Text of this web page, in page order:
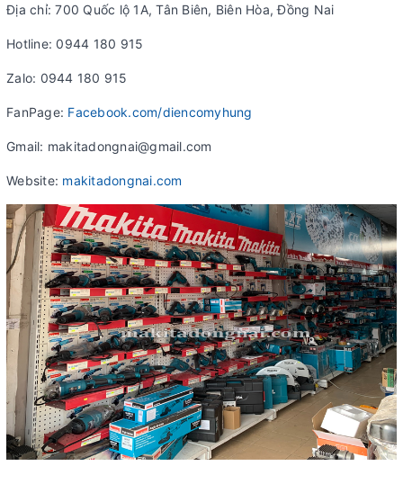
Địa chỉ: 700 Quốc lộ 1A, Tân Biên, Biên Hòa, Đồng Nai
Hotline: 0944 180 915
Zalo: 0944 180 915
FanPage: Facebook.com/diencomyhung
Gmail: makitadongnai@gmail.com
Website: makitadongnai.com